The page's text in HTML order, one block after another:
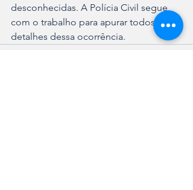
desconhecidas. A Polícia Civil segue
com o trabalho para apurar todos os
detalhes dessa ocorrência.